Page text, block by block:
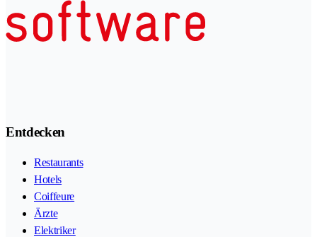
Entdecken
Restaurants
Hotels
Coiffeure
Ärzte
Elektriker